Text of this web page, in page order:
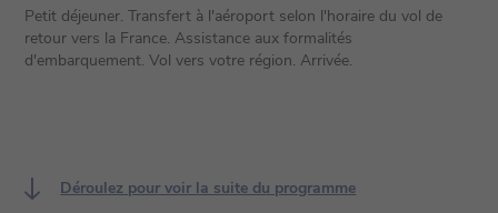
Petit déjeuner. Transfert à l'aéroport selon l'horaire du vol de
retour vers la France. Assistance aux formalités
d'embarquement. Vol vers votre région. Arrivée.
Déroulez pour voir la suite du programme